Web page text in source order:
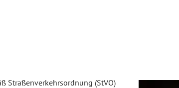
Straßenverkehrsordnung (StVO)